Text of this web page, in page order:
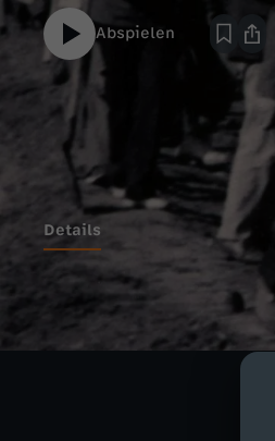
Abspielen
Details